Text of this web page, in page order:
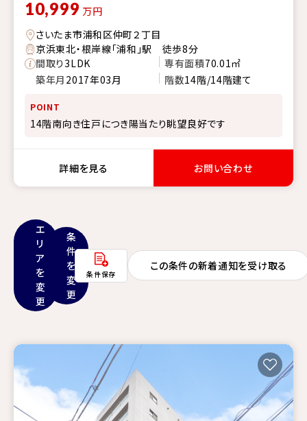
10,999 万円
さいたま市浦和区仲町２丁目
京浜東北・根岸線「浦和」駅 徒歩8分
間取り3LDK 専有面積70.01㎡
築年月 2017年03月 階数14階/14階建て
POINT
14階南向き住戸につき陽当たり眺望良好です
詳細を見る お問い合わせ
エ
リ
ア
を
変
更
条
件
を
変
更
条件保存
この条件の新着通知を受け取る